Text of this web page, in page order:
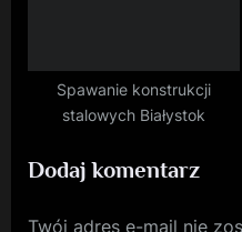
Spawanie konstrukcji
stalowych Białystok
Dodaj komentarz
Twój adres e-mail nie